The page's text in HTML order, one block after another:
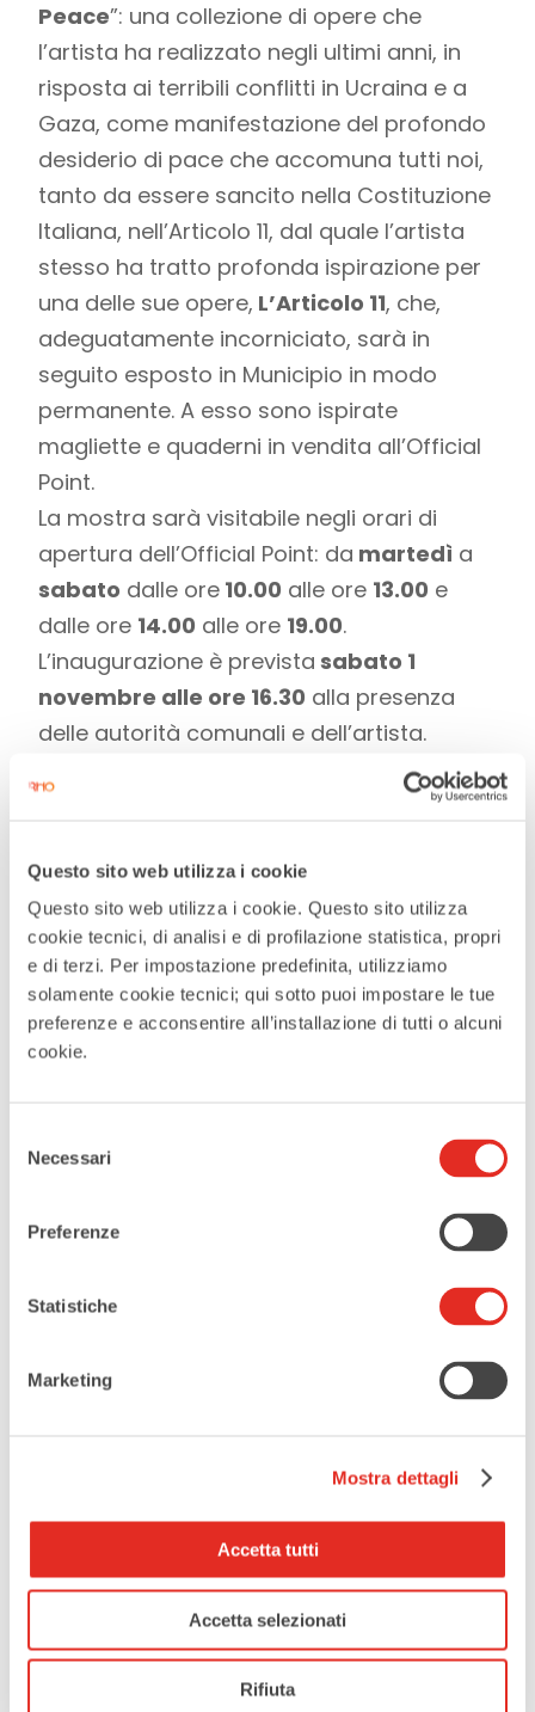
Questo sito web utilizza i cookie
Questo sito web utilizza i cookie. Questo sito utilizza
cookie tecnici, di analisi e di profilazione statistica, propri
e di terzi. Per impostazione predefinita, utilizziamo
solamente cookie tecnici; qui sotto puoi impostare le tue
preferenze e acconsentire all’installazione di tutti o alcuni
cookie.
delNecessari
Preferenze
Statistiche
Marketing
Mostra dettagli
Accetta tutti
Accetta selezionati
Rifiuta
Peace”: una collezione di opere che
l’artista ha realizzato negli ultimi anni, in
risposta ai terribili conflitti in Ucraina e a
Gaza, come manifestazione del profondo
desiderio di pace che accomuna tutti noi,
tanto da essere sancito nella Costituzione
Italiana, nell’Articolo 11, dal quale l’artista
stesso ha tratto profonda ispirazione per
una delle sue opere, L’Articolo 11, che,
adeguatamente incorniciato, sarà in
seguito esposto in Municipio in modo
permanente. A esso sono ispirate
magliette e quaderni in vendita all’Official
Point.
La mostra sarà visitabile negli orari di
apertura dell’Official Point: da martedì a
sabato dalle ore 10.00 alle ore 13.00 e
dalle ore 14.00 alle ore 19.00.
L’inaugurazione è prevista sabato 1
novembre alle ore 16.30 alla presenza
delle autorità comunali e dell’artista.
01 - 13 Nov 2025
Terminato
Tags: COMUNE DI RHO , GEP CASERTA ,
SCRITTURA ARTISTICA